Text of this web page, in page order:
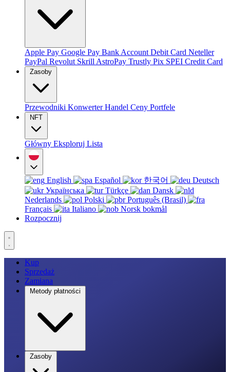
Apple Pay Google Pay Bank Account Debit Card Neteller
PayPal Revolut Skrill AstroPay Trustly Pix SPEI Credit Card
Zasoby
Przewodniki KonwerterHandel Ceny Portfele
NFT
Główny Eksploruj Lista
English Español 한국어
Deutsch
Українська
Türkçe
Dansk
Nederlands
Polski
Português (Brasil)
Français
Italiano
Norsk bokmål
Rozpocznij
Kup
Sprzedaż
Zamiana
Metody płatności
Zasoby